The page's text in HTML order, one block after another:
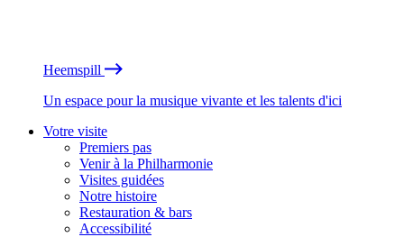
Heemspill
Un espace pour la musique vivante et les talents d'ici
Votre visite
Premiers pas
Venir à la Philharmonie
Visites guidées
Notre histoire
Restauration & bars
Accessibilité